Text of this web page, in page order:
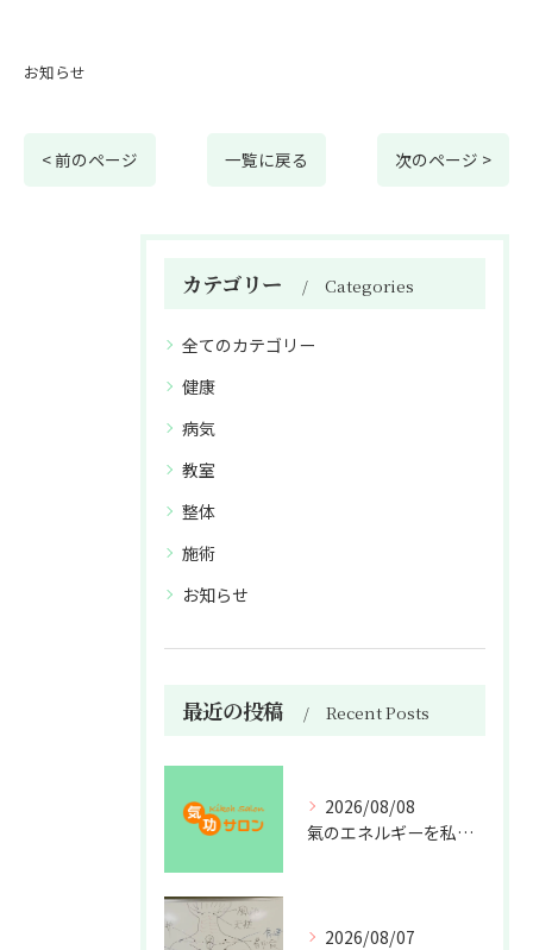
お知らせ
< 前のページ 一覧に戻る 次のページ >
カテゴリー Categories
全てのカテゴリー
健康
病気
教室
整体
施術
お知らせ
最近の投稿 Recent Posts
2026/08/08
氣のエネルギーを私利私欲のために使うな
2026/08/07